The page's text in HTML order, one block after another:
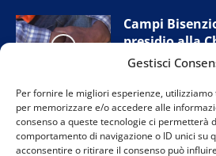
Gestisci
Per fornire le migliori esperienze, utilizziamo
per memorizzare e/o accedere alle
consenso a queste tecnologie ci permetterà
comportamento di navigazione o ID unici su
acconsentire o ritirare il consenso può
Campi
presidio alla
di accordo con
Prato -